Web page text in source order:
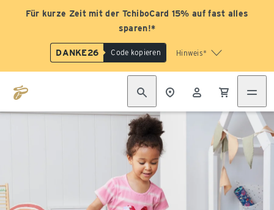
Für kurze Zeit mit der TchiboCard 15% auf fast alles
sparen!*
DANKE26 Code kopieren Hinweis*